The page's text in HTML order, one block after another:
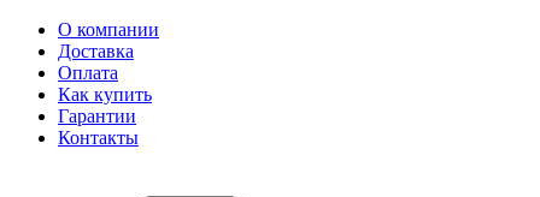
О компании
Доставка
Оплата
Как купить
Гарантии
Контакты